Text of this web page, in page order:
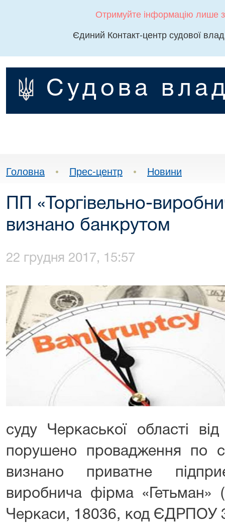
Отримуйте інформацію лише
Єдиний Контакт-центр судової
Судова
Головна • Прес-центр • Новини
ПП «Торгівельно-
визнано банкрутом
22 грудня 2017, 15:57
суду Черкаської області
порушено провадження
визнано приватне
виробнича фірма «Гетьман»
Черкаси, 18036, код ЄДРПОУ